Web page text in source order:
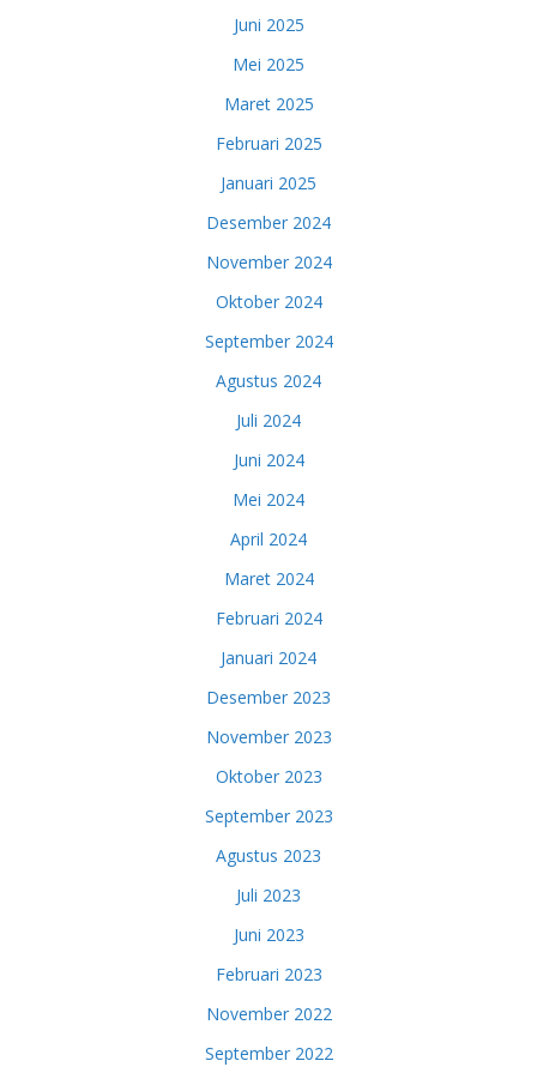
Juni 2025
Mei 2025
Maret 2025
Februari 2025
Januari 2025
Desember 2024
November 2024
Oktober 2024
September 2024
Agustus 2024
Juli 2024
Juni 2024
Mei 2024
April 2024
Maret 2024
Februari 2024
Januari 2024
Desember 2023
November 2023
Oktober 2023
September 2023
Agustus 2023
Juli 2023
Juni 2023
Februari 2023
November 2022
September 2022